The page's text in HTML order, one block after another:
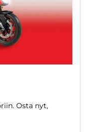
Osta nyt,